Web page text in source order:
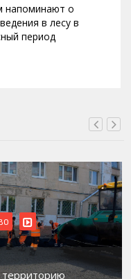
напоминают о
в лесу в
период
к пилотному
из групп